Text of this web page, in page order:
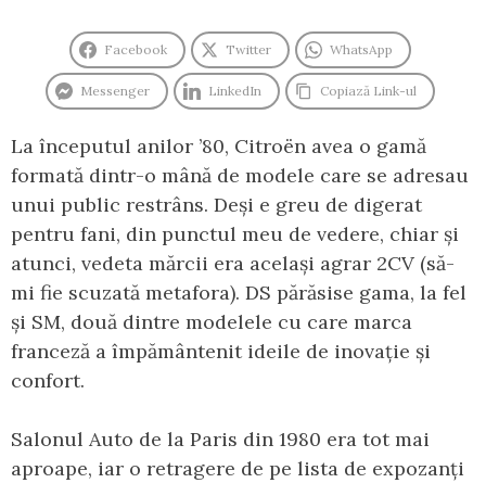
Facebook Twitter WhatsApp
Messenger LinkedIn Copiază Link-ul
La începutul anilor ’80, Citroën avea o gamă
formată dintr-o mână de modele care se adresau
unui public restrâns. Deși e greu de digerat
pentru fani, din punctul meu de vedere, chiar și
atunci, vedeta mărcii era același agrar 2CV (să-
mi fie scuzată metafora). DS părăsise gama, la fel
și SM, două dintre modelele cu care marca
franceză a împământenit ideile de inovație și
confort.
Salonul Auto de la Paris din 1980 era tot mai
aproape, iar o retragere de pe lista de expozanți